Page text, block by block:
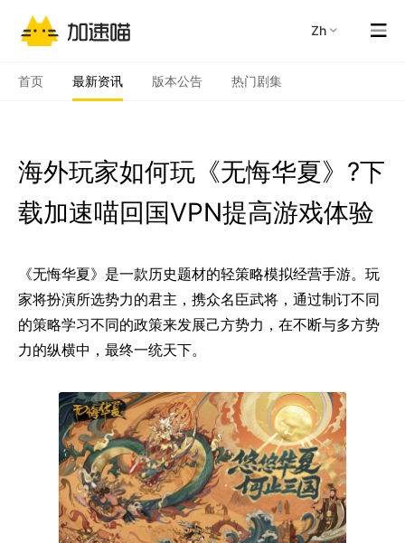
zh
首页 最新资讯 版本公告 热门剧集
海外玩家如何玩《无悔华夏》?下
载加速喵回国VPN提高游戏体验
《无悔华夏》是一款历史题材的轻策略模拟经营手游。玩
家将扮演所选势力的君主，携众名臣武将，通过制订不同
的策略学习不同的政策来发展己方势力，在不断与多方势
力的纵横中，最终一统天下。